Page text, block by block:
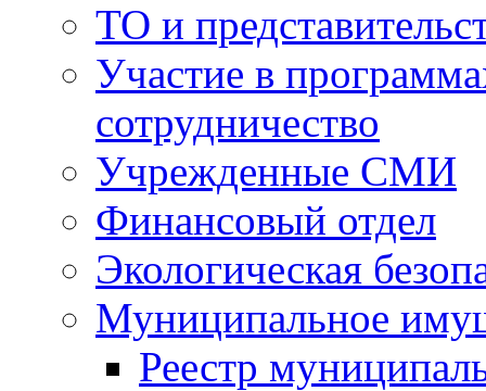
ТО и
Участие в
сотрудничество
Учрежденные СМИ
Финансовый отдел
Экологическая
Муниципальное
Реестр